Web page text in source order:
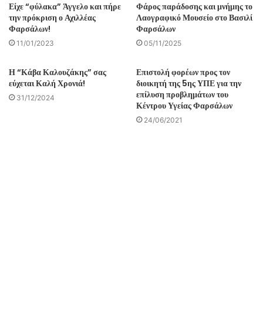
Είχε “φύλακα” Άγγελο και πήρε
την πρόκριση ο Αχιλλέας
Φαρσάλων!
11/01/2023
Φάρος παράδοσης και μνήμης το
Λαογραφικό Μουσείο στο Βασιλί
Φαρσάλων
05/11/2025
Η “Κάβα Καλουζάκης” σας
εύχεται Καλή Χρονιά!
31/12/2024
Επιστολή φορέων προς τον
διοικητή της 5ης ΥΠΕ για την
επίλυση προβλημάτων του
Κέντρου Υγείας Φαρσάλων
24/06/2021